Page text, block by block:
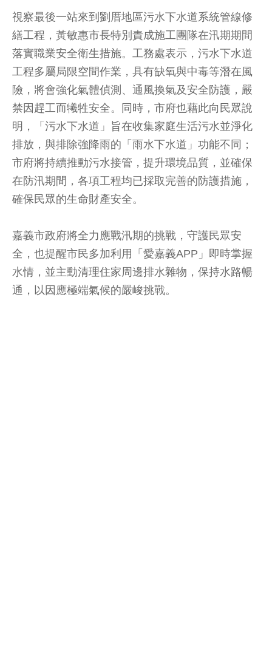
視察最後一站來到劉厝地區污水下水道系統管線修
繕工程，黃敏惠市長特別責成施工團隊在汛期期間
落實職業安全衛生措施。工務處表示，污水下水道
工程多屬局限空間作業，具有缺氧與中毒等潛在風
險，將會強化氣體偵測、通風換氣及安全防護，嚴
禁因趕工而犧牲安全。同時，市府也藉此向民眾說
明，「污水下水道」旨在收集家庭生活污水並淨化
排放，與排除強降雨的「雨水下水道」功能不同；
市府將持續推動污水接管，提升環境品質，並確保
在防汛期間，各項工程均已採取完善的防護措施，
確保民眾的生命財產安全。
嘉義市政府將全力應戰汛期的挑戰，守護民眾安
全，也提醒市民多加利用「愛嘉義APP」即時掌握
水情，並主動清理住家周邊排水雜物，保持水路暢
通，以因應極端氣候的嚴峻挑戰。